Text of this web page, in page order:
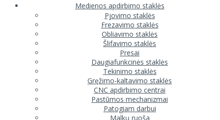
Medienos apdirbimo staklės
Pjovimo staklės
Frezavimo staklės
Obliavimo staklės
Šlifavimo staklės
Presai
Daugiafunkcinės staklės
Tekinimo staklės
Gręžimo-kaltavimo staklės
CNC apdirbimo centrai
Pastūmos mechanizmai
Patogiam darbui
Malkų ruoša